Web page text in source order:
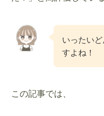
いったい
すよね！
この記事では、